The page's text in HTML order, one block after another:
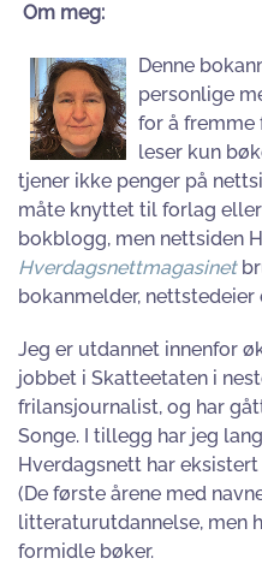
Om meg:
Denne
personlige
for å fremme
leser kun
tjener ikke penger på
måte knyttet til forlag
bokblogg, men nettsiden
Hverdagsnettmagasinet
bokanmelder, nettstedeier
Jeg er utdannet innenfor
jobbet i Skatteetaten i
frilansjournalist, og har
Songe. I tillegg har jeg
Hverdagsnett har
(De første årene med
litteraturutdannelse, men
formidle bøker.